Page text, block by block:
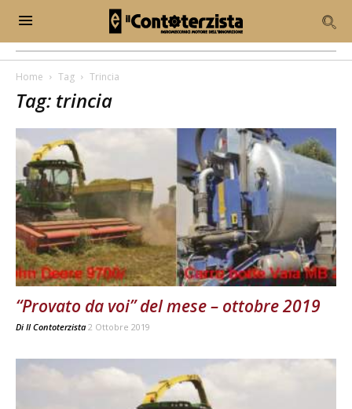
Home Tag Trincia
Tag: trincia
“Provato da voi” del mese – ottobre 2019
Di Il Contoterzista 2 Ottobre 2019